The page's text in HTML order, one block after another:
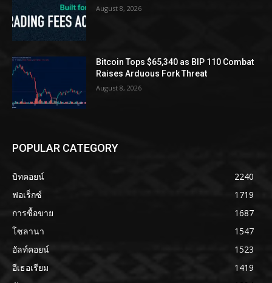
August 8, 2026
Bitcoin Tops $65,340 as BIP 110 Combat
Raises Arduous Fork Threat
August 8, 2026
POPULAR CATEGORY
บิทคอยน์
2240
ฟอเร็กซ์
1719
การซื้อขาย
1687
โซลานา
1547
อัลท์คอยน์
1523
อีเธอเรียม
1419